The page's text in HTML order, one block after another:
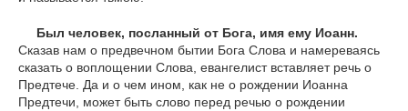
Был человек, посланный от Бога, имя ему Иоанн.
Сказав нам о предвечном бытии Бога Слова и намереваясь
сказать о воплощении Слова, евангелист вставляет речь о
Предтече. Да и о чем ином, как не о рождении Иоанна
Предтечи, может быть слово перед речью о рождении